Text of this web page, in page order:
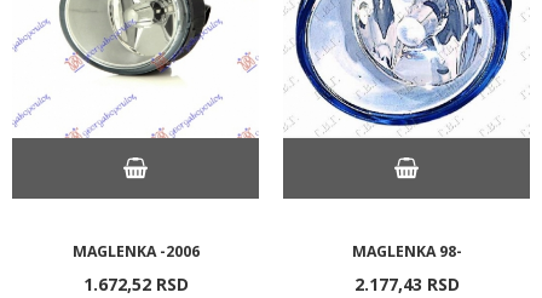
MAGLENKA -2006
1.672,52 RSD
MAGLENKA 98-
2.177,43 RSD